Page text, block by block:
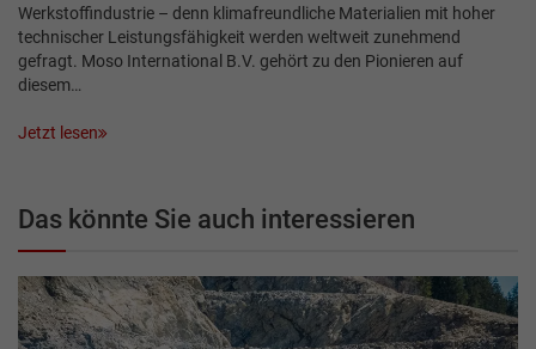
Werkstoffindustrie – denn klimafreundliche Materialien mit hoher
technischer Leistungsfähigkeit werden weltweit zunehmend
gefragt. Moso International B.V. gehört zu den Pionieren auf
diesem…
Jetzt lesen
Das könnte Sie auch interessieren